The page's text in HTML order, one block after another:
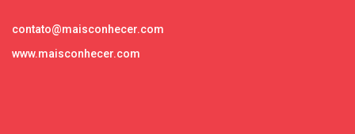
contato@maisconhecer.com
www.maisconhecer.com